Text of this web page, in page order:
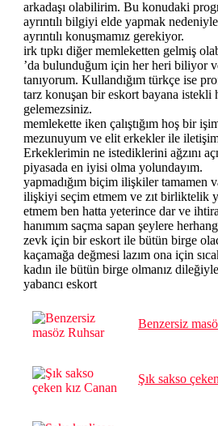
arkadaşı olabilirim. Bu konudaki
ayrıntılı bilgiyi elde yapmak
ayrıntılı konuşmamız gerekiyor.
irk tıpkı diğer memleketten gelmiş
’da bulunduğum için her heri biliyor
tanıyorum. Kullandığım türkçe ise
tarz konuşan bir eskort bayana istekli
gelemezsiniz.
memlekette iken çalıştığım hoş bir
mezunuyum ve elit erkekler ile
Erkeklerimin ne istediklerini ağzını
piyasada en iyisi olma yolundayım.
yapmadığım biçim ilişkiler tamamen
ilişkiyi seçim etmem ve zıt birliktelik
etmem ben hatta yeterince dar ve
hanımım saçma sapan şeylere
zevk için bir eskort ile bütün birge
kaçamağa değmesi lazım ona için
kadın ile bütün birge olmanız
yabancı eskort
Benzersiz
Şık sakso